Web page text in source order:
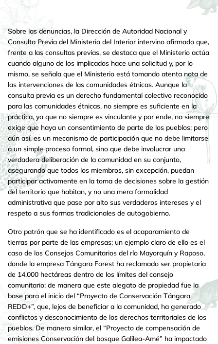
Sobre las denuncias, la Dirección de Autoridad Nacional y
Consulta Previa del Ministerio del Interior intervino afirmado que,
frente a las consultas previas, se destaca que el Ministerio actúa
cuando alguno de los implicados hace una solicitud y, por lo
mismo, se señala que el Ministerio está tomando atenta nota de
las intervenciones de las comunidades étnicas. Aunque la
consulta previa es un derecho fundamental colectivo reconocido
para las comunidades étnicas, no siempre es suficiente en la
práctica, ya que no siempre es vinculante y por ende, no siempre
exige que haya un consentimiento de parte de los pueblos; pero
aún así, es un mecanismo de participación que no debe limitarse
a un simple proceso formal, sino que debe involucrar una
verdadera deliberación de la comunidad en su conjunto,
asegurando que todos los miembros, sin excepción, puedan
participar activamente en la toma de decisiones sobre la gestión
del territorio que habitan, y no una mera formalidad
administrativa que pase por alto sus verdaderos intereses y el
respeto a sus formas tradicionales de autogobierno.
Otro patrón que se ha identificado es el acaparamiento de
tierras por parte de las empresas; un ejemplo claro de ello es el
caso de los Consejos Comunitarios del río Mayorquín y Raposo,
donde la empresa Tángara Forest ha reclamado ser propietaria
de 14.000 hectáreas dentro de los límites del consejo
comunitario; de manera que este alegato de propiedad fue la
base para el inicio del “Proyecto de Conservación Tángara
REDD+”, que, lejos de beneficiar a la comunidad, ha generado
conflictos y desconocimiento de los derechos territoriales de los
pueblos. De manera similar, el “Proyecto de compensación de
emisiones Conservación del bosque Galilea-Amé” ha impactado